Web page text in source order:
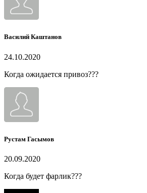
Василий Каштанов
24.10.2020
Когда ожидается привоз???
Рустам Гасымов
20.09.2020
Когда будет фарлик???